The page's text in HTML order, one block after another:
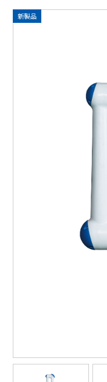
新製品